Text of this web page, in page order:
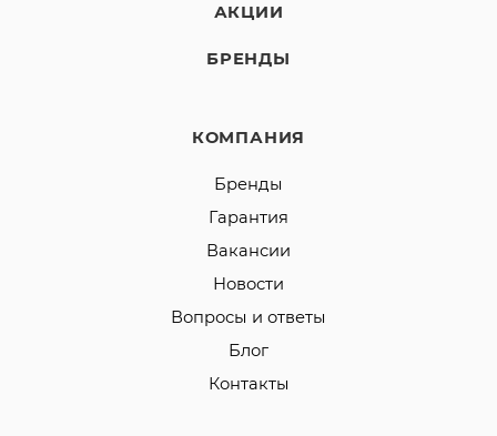
АКЦИИ
БРЕНДЫ
КОМПАНИЯ
Бренды
Гарантия
Вакансии
Новости
Вопросы и ответы
Блог
Контакты